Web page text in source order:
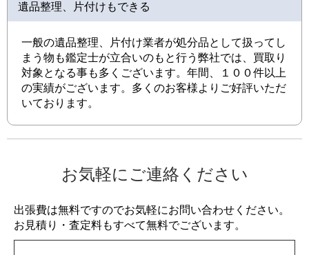
遺品整理、片付けもできる
一般の遺品整理、片付け業者が処分品として扱ってし
まう物も鑑定士が立合いのもと行う弊社では、買取り
対象となる事も多くございます。年間、１００件以上
の実績がございます。多くのお客様よりご好評いただ
いております。
お気軽にご連絡ください
出張費は無料ですのでお気軽にお問い合わせください。
お見積り・査定料もすべて無料でございます。